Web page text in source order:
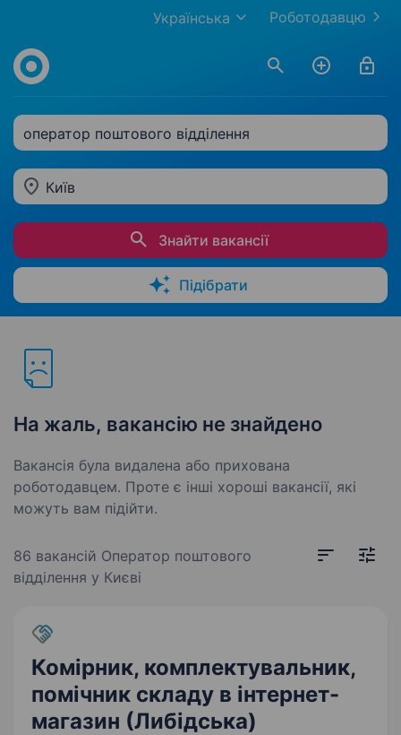
Роботодавцю
Українська
оператор поштового відділення
Київ
Знайти вакансії
Підібрати
На жаль, вакансію не знайдено
Вакансія була видалена або прихована
роботодавцем. Проте є інші хороші вакансії, які
можуть вам підійти.
86 вакансій Оператор поштового
відділення у Києві
Комірник, комплектувальник,
помічник складу в інтернет-
магазин (Либідська)